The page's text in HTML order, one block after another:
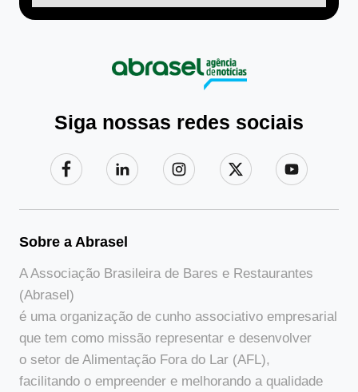
Siga nossas redes sociais
Sobre a Abrasel
A Associação Brasileira de Bares e Restaurantes
(Abrasel)
é uma organização de cunho associativo empresarial
que tem como missão representar e desenvolver
o setor de Alimentação Fora do Lar (AFL),
facilitando o empreender e melhorando a qualidade